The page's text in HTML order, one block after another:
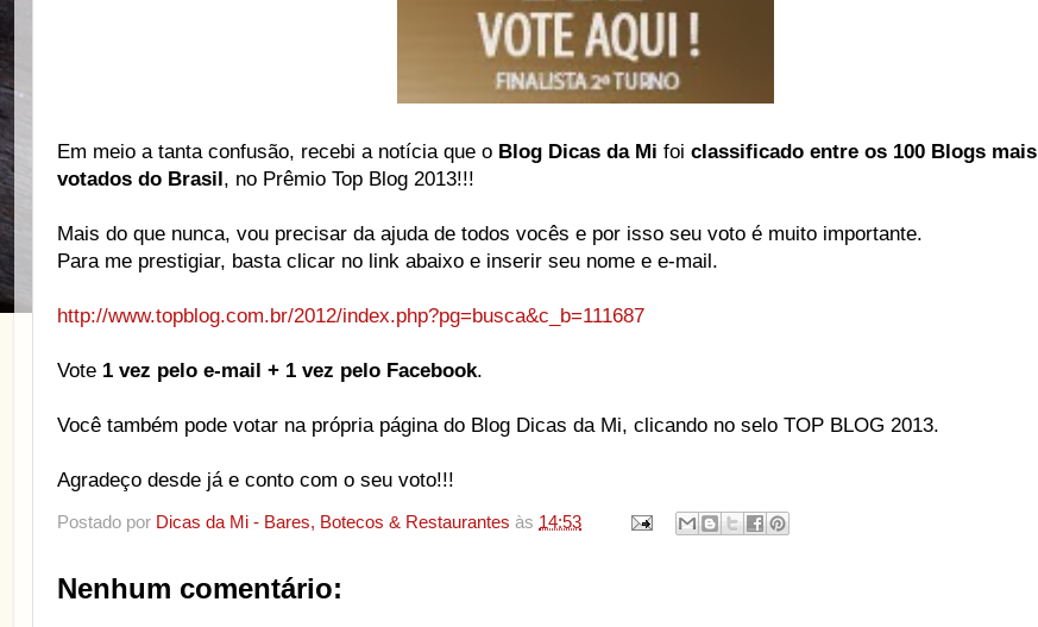
Em meio a tanta confusão, recebi a notícia que o Blog Dicas da Mi foi classificado entre os 100 Blogs mais
votados do Brasil, no Prêmio Top Blog 2013!!!
Mais do que nunca, vou precisar da ajuda de todos vocês e por isso seu voto é muito importante.
Para me prestigiar, basta clicar no link abaixo e inserir seu nome e e-mail.
http://www.topblog.com.br/2012/index.php?pg=busca&c_b=111687
Vote 1 vez pelo e-mail + 1 vez pelo Facebook.
Você também pode votar na própria página do Blog Dicas da Mi, clicando no selo TOP BLOG 2013.
Agradeço desde já e conto com o seu voto!!!
Postado por Dicas da Mi - Bares, Botecos & Restaurantes às 14:53
Nenhum comentário: